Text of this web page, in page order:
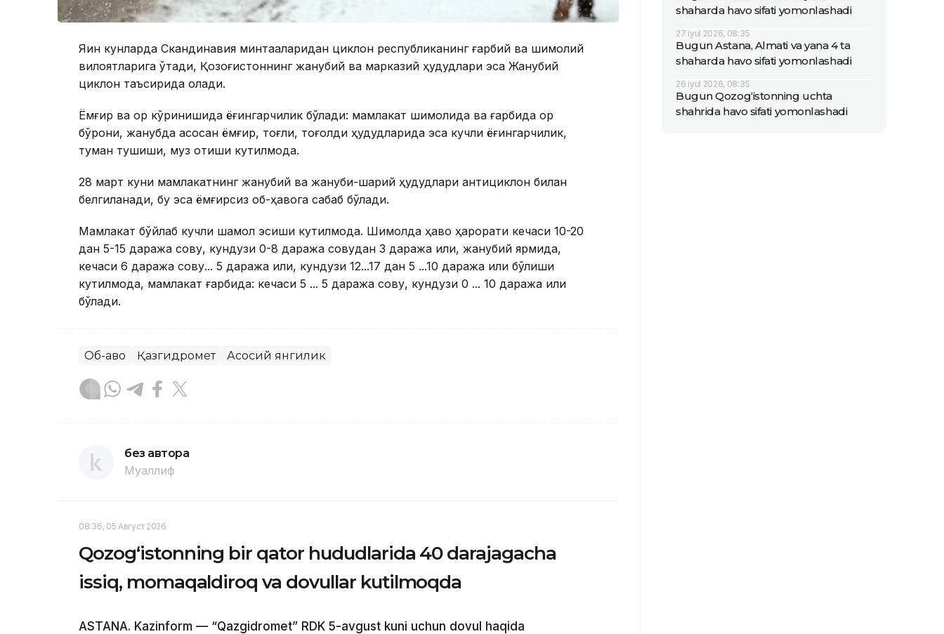
Яқин кунларда Скандинавия минтақаларидан циклон республиканинг ғарбий ва шимолий
вилоятларига ўтади, Қозоғистоннинг жанубий ва марказий ҳудудлари эса Жанубий
циклон таъсирида қолади.
Ёмғир ва қор кўринишида ёғингарчилик бўлади: мамлакат шимолида ва ғарбида қор
бўрони, жанубда асосан ёмғир, тоғли, тоғолди ҳудудларида эса кучли ёғингарчилик,
туман тушиши, муз қотиши кутилмоқда.
28 март куни мамлакатнинг жанубий ва жануби-шарқий ҳудудлари антициклон билан
белгиланади, бу эса ёмғирсиз об-ҳавога сабаб бўлади.
Мамлакат бўйлаб кучли шамол эсиши кутилмоқда. Шимолда ҳаво ҳарорати кечаси 10-20
дан 5-15 даража совуқ, кундузи 0-8 даража совуқдан 3 даража илиқ, жанубий ярмида,
кечаси 6 даража совуқ... 5 даража илиқ, кундузи 12...17 дан 5 ...10 даража илиқ бўлиши
кутилмоқда, мамлакат ғарбида: кечаси 5 ... 5 даража совуқ, кундузи 0 ... 10 даража илиқ
бўлади.
Об-ҳаво Қазгидромет Асосий янгилик
без автора
Муаллиф
08:36, 05 Август 2026
Qozog‘istonning bir qator hududlarida 40 darajagacha
issiq, momaqaldiroq va dovullar kutilmoqda
ASTANA. Kazinform — “Qazgidromet” RDK 5-avgust kuni uchun dovul haqida
shaharda havo sifati yomonlashadi
27 iyul 2026, 08:35
Bugun Astana, Almati va yana 4 ta
shaharda havo sifati yomonlashadi
26 iyul 2026, 08:35
Bugun Qozog‘istonning uchta
shahrida havo sifati yomonlashadi